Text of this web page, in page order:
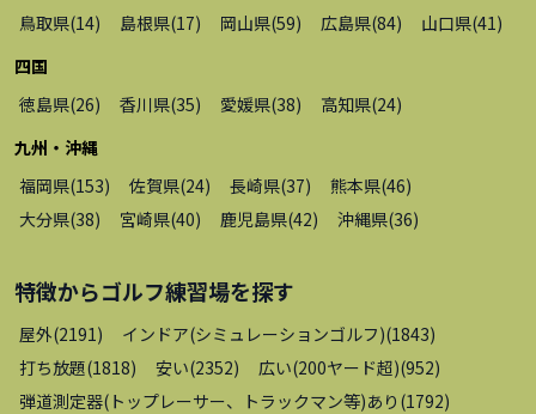
鳥取県(14) 島根県(17) 岡山県(59) 広島県(84) 山口県(41 )
四国
徳島県(26) 香川県(35) 愛媛県(38) 高知県(24)
九州・沖縄
福岡県(153) 佐賀県(24) 長崎県(37) 熊本県(46)
大分県(38) 宮崎県(40) 鹿児島県(42) 沖縄県(36)
特徴からゴルフ練習場を探す
屋外(2191 ) インドア(シミュレーションゴルフ)(1843)
打ち放題(1818) 安い(2352) 広い(200ヤード超)(952)
弾道測定器(トップレーサー、トラックマン等)あり (1792)